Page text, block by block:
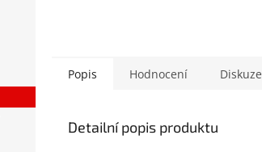
Popis Hodnocení Diskuze
Detailní popis produktu